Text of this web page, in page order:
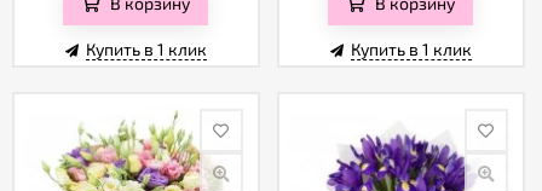
Купить в 1 клик Купить в 1 клик